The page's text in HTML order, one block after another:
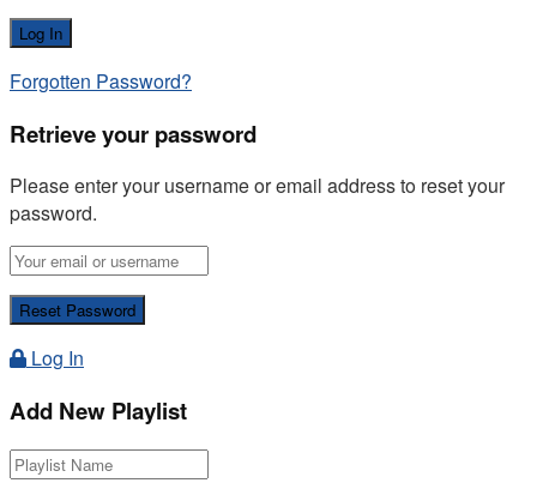
Forgotten Password?
Retrieve your password
Please enter your username or email address to reset your
password.
Log In
Add New Playlist